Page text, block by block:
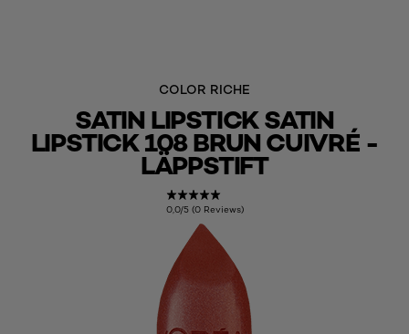
COLOR RICHE
SATIN LIPSTICK SATIN
LIPSTICK 108 BRUN CUIVRÉ -
LÄPPSTIFT
0,0/5 (0 Reviews)